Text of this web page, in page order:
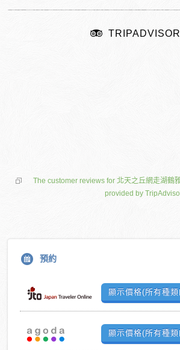
TRIPADVISOR
The customer reviews for 北天之丘網走湖鶴
provided by
預約
顯示價格(所有種
顯示價格(所有種